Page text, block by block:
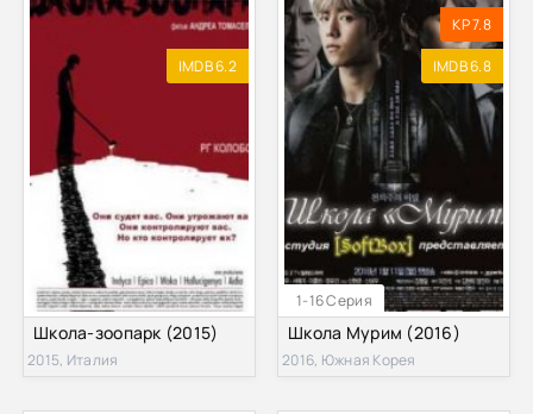
IMDB 6.2
Школа-зоопарк (2015)
2015, Италия
1-16 Серия
KP 7.8
IMDB 6.8
Школа Мурим (2016)
2016, Южная Корея